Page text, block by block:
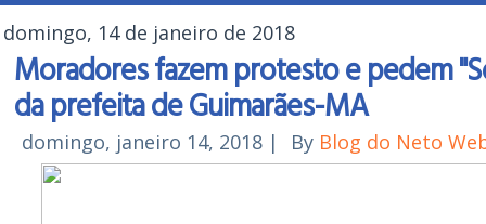
domingo, 14 de janeiro de 2018
Moradores fazem protesto e pedem
da prefeita de Guimarães-MA
domingo, janeiro 14, 2018 | By Blog do Neto